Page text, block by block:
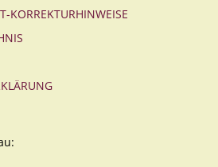
KORREKTURHINWEISE